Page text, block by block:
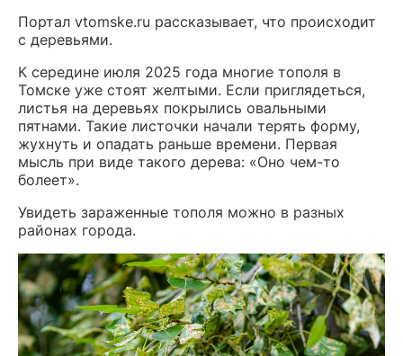
Портал vtomske.ru рассказывает, что происходит
с деревьями.
К середине июля 2025 года многие тополя в
Томске уже стоят желтыми. Если приглядеться,
листья на деревьях покрылись овальными
пятнами. Такие листочки начали терять форму,
жухнуть и опадать раньше времени. Первая
мысль при виде такого дерева: «Оно чем-то
болеет».
Увидеть зараженные тополя можно в разных
районах города.